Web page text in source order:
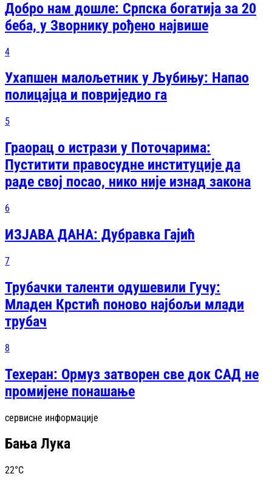
Добро нам дошле: Српска богатија за 20
беба, у Зворнику рођено највише
4
Ухапшен малољетник у Љубињу: Напао
полицајца и повриједио га
5
Граорац о истрази у Поточарима:
Пуститити правосудне институције да
раде свој посао, нико није изнад закона
6
ИЗЈАВА ДАНА: Дубравка Гајић
7
Трубачки таленти одушевили Гучу:
Младен Крстић поново најбољи млади
трубач
8
Техеран: Ормуз затворен све док САД не
промијене понашање
сервисне информације
Бања Лука
22°C